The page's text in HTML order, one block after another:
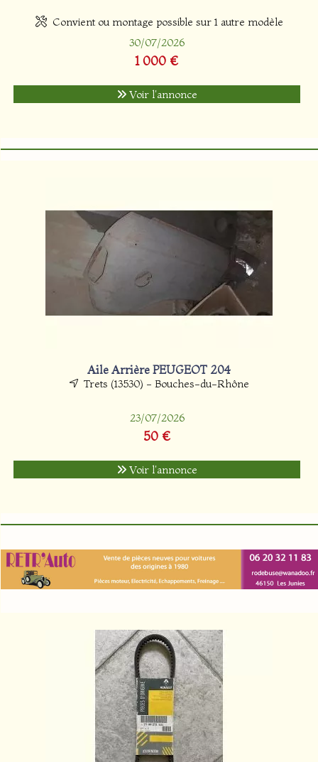
Convient ou montage possible sur 1 autre modèle
30/07/2026
1 000 €
Voir l'annonce
Aile Arrière PEUGEOT 204
Trets (13530) - Bouches-du-Rhône
23/07/2026
50 €
Voir l'annonce